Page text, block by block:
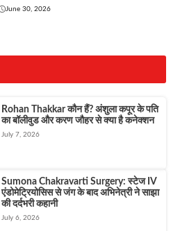
June 30, 2026
Rohan Thakkar कौन हैं? अंशुला कपूर के पति
का बॉलीवुड और करण जौहर से क्या है कनेक्शन
July 7, 2026
Sumona Chakravarti Surgery: स्टेज IV
एंडोमेट्रियोसिस से जंग के बाद अभिनेत्री ने साझा
की दर्दभरी कहानी
July 6, 2026